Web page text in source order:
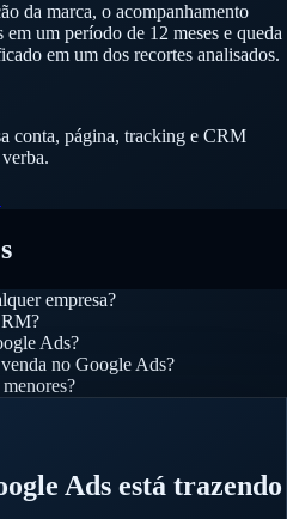
da marca, o acompanhamento
um período de 12 meses e queda
em um dos recortes analisados.
conta, página, tracking e CRM
empresa?
Ads?
no Google Ads?
Ads está trazendo